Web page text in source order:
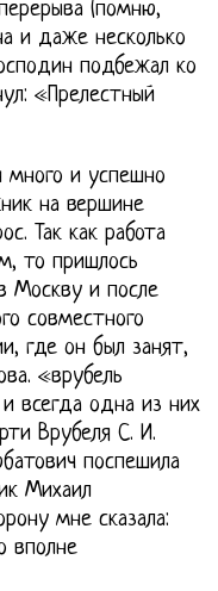
(помню,
и даже несколько
подбежал ко
«Прелестный
много и успешно
на вершине
Так как работа
то пришлось
Москву и после
совместного
где он был занят,
«врубель
всегда одна из них
Врубеля С. И.
поспешила
Михаил
мне сказала:
вполне